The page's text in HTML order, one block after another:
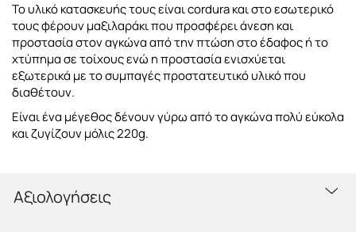
Το υλικό κατασκευής τους είναι cordura και στο εσωτερικό
τους φέρουν μαξιλαράκι που προσφέρει άνεση και
προστασία στον αγκώνα από την πτώση στο έδαφος ή το
χτύπημα σε τοίχους ενώ η προστασία ενισχύεται
εξωτερικά με το συμπαγές προστατευτικό υλικό που
διαθέτουν.
Είναι ένα μέγεθος δένουν γύρω από το αγκώνα πολύ εύκολα
και ζυγίζουν μόλις 220g.
Αξιολογήσεις